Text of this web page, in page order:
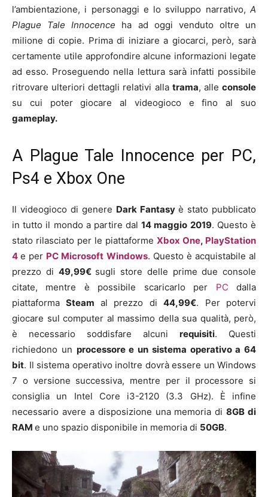
l’ambientazione, i personaggi e lo sviluppo narrativo, A
Plague Tale Innocence ha ad oggi venduto oltre un
milione di copie. Prima di iniziare a giocarci, però, sarà
certamente utile approfondire alcune informazioni legate
ad esso. Proseguendo nella lettura sarà infatti possibile
ritrovare ulteriori dettagli relativi alla trama, alleconsole
su cui poter giocare al videogioco e fino al suo
gameplay.
A Plague Tale Innocence per PC,
Ps4 e Xbox One
Il videogioco di genere Dark Fantasy è stato pubblicato
in tutto il mondo a partire dal14 maggio 2019. Questo è
stato rilasciato per le piattaforme Xbox One, PlayStation
4e per PC Microsoft Windows. Questo è acquistabile al
prezzo di 49,99€ sugli store delle prime due console
citate, mentre è possibile scaricarlo per PC dalla
piattaformaSteam al prezzo di44,99€. Per potervi
giocare sul computer al massimo della sua qualità, però,
è necessario soddisfare alcuni requisiti. Questi
richiedono un processore e un sistema operativo a 64
bit. Il sistema operativo inoltre dovrà essere un Windows
7 o versione successiva, mentre per il processore si
consiglia un Intel Core i3-2120 (3.3 GHz). È infine
necessario avere a disposizione una memoria di8GB di
RAM e uno spazio disponibile in memoria di 50GB.